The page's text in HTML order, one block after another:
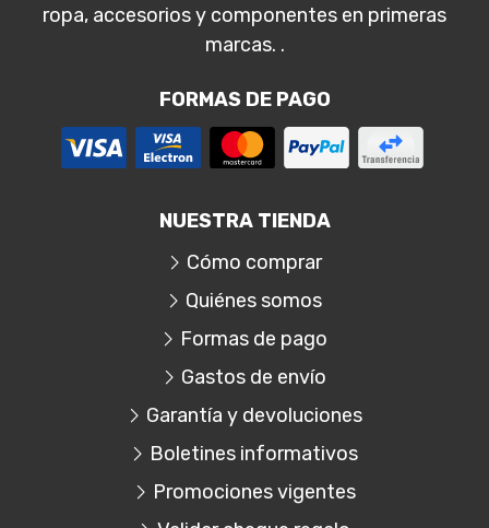
ropa, accesorios y componentes en primeras
marcas. .
FORMAS DE PAGO
NUESTRA TIENDA
Cómo comprar
Quiénes somos
Formas de pago
Gastos de envío
Garantía y devoluciones
Boletines informativos
Promociones vigentes